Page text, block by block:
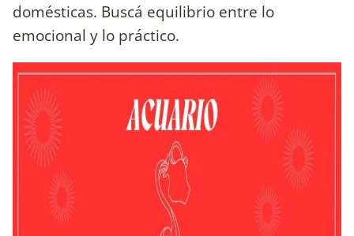
domésticas. Buscá equilibrio entre lo
emocional y lo práctico.